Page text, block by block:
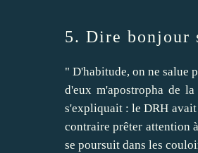
5. Dire bonjour
" D'habitude, on ne salue
d'eux m'apostropha de
s'expliquait : le DRH
contraire prêter attention
se poursuit dans les